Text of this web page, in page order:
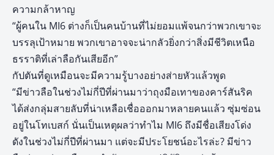
ความกล้าหาญ
“ผู้คนใน MI6 ต่างก็เป็นคนบ้านที่ไม่ยอมแพ้จนกว่าพวกเขาจะ
บรรลุเป้าหมาย พวกเขาอาจจะน่ากลัวยิ่งกว่าสิ่งมีชีวิตเหนือ
ธรราติที่เล่าลือกันเสียอีก”
กัปตันที่ดูเหมือนจะมีความรู้บางอย่างส่ายหัวแล้วพูด
“มีข่าวลือในช่วงไม่กี่ปีที่ผ่านมาว่าถุงมือเทาของคาร์สันริค
ได้ส่งกลุ่มสายลับที่น่าเหลือเชื่อออกมาหลายคนแล้ว ซุ่มซ่อน
อยู่ในโทเบสก์ นั่นเป็นเหตุผลว่าทำไม MI6 ถึงมีชื่อเสียงโด่ง
ดังในช่วงไม่กี่ปีที่ผ่านมา แต่จะมีประโยชน์อะไรล่ะ? มีข่าว